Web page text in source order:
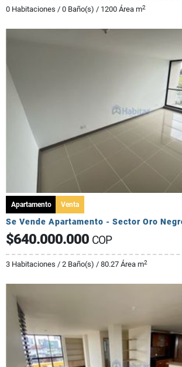
0 Habitaciones / 0 Baño(s) / 1200 Área m2
Apartamento Venta
Se Vende Apartamento - Sector Oro
$640.000.000 COP
3 Habitaciones / 2 Baño(s) / 80.27 Área m2